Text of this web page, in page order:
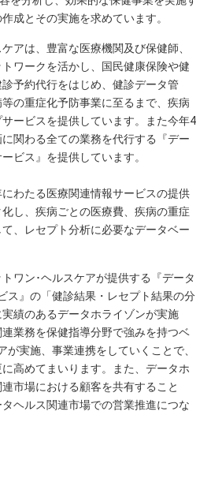
成とその実施を求めています。
アは、豊富な医療機関及び保健師、
ワークを活かし、国民健康保険や健
予約代行をはじめ、健診データ管
の重症化予防事業に至るまで、疾病
ービスを提供しています。また今年4
関わる全ての業務を代行する『デー
ビス』を提供しています。
わたる医療関連情報サービスの提供
し、疾病ごとの医療費、疾病の重症
、レセプト分析に必要なデータベー
ワン･ヘルスケアが提供する『データ
ス』の「健診結果・レセプト結果の分
績のあるデータホライゾンが実施
業務を保健指導分野で強みを持つベ
が実施、事業連携をしていくことで、
高めてまいります。また、データホ
市場における顧客を共有すること
ヘルス関連市場での営業推進につな